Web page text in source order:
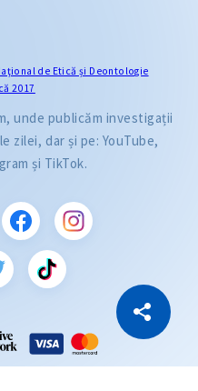
Copiază Link
de Etică și Deontologie
2017
unde publicăm investigații
zilei, dar și pe: YouTube,
și TikTok.